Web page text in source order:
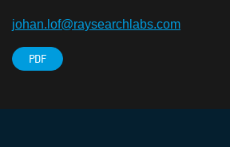
johan.lof@raysearchlabs.com
PDF